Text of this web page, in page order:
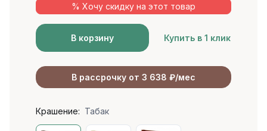
% Хочу скидку на этот товар
В корзину Купить в 1 клик
В рассрочку от 3 638 ₽/мес
Крашение: Табак